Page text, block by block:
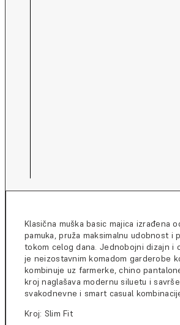
Klasična muška basic majica izrađena
pamuka, pruža maksimalnu udobnost i
tokom celog dana. Jednobojni dizajn i
je neizostavnim komadom garderobe
kombinuje uz farmerke, chino
kroj naglašava modernu siluetu i
svakodnevne i smart casual
Kroj: Slim Fit